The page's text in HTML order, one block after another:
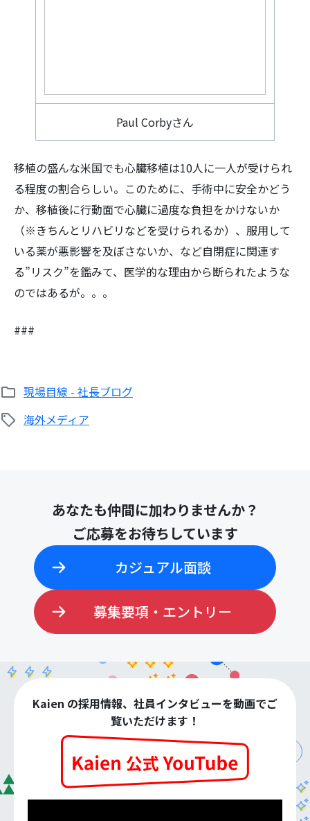
Paul Corbyさん
移植の盛んな米国でも心臓移植は10人に一人が受けられ
る程度の割合らしい。このために、手術中に安全かどう
か、移植後に行動面で心臓に過度な負担をかけないか
（※きちんとリハビリなどを受けられるか）、服用して
いる薬が悪影響を及ぼさないか、など自閉症に関連す
る”リスク”を鑑みて、医学的な理由から断られたような
のではあるが。。。
###
現場目線 - 社長ブログ
海外メディア
あなたも仲間に加わりませんか？
ご応募をお待ちしています
カジュアル面談
募集要項・エントリー
Kaien の採用情報、社員インタビューを動画でご
覧いただけます！